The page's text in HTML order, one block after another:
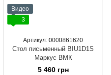
Видео
3
Артикул: 0000861620
Стол письменный BIU1D1S
Маркус ВМК
5 460 грн